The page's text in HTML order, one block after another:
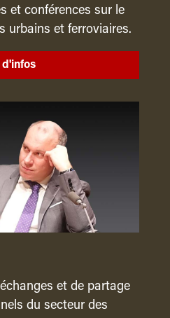
et conférences sur le
urbains et ferroviaires.
d'infos
et de partage
du secteur des